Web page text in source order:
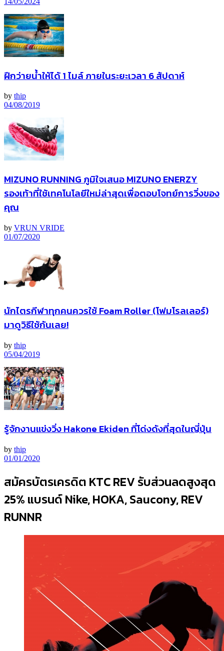
ฝึกว่ายน้ำให้ได้ 1 ไมล์ ภายในระยะเวลา 6 สัปดาห์
by thip
04/08/2019
MIZUNO RUNNING ภูมิใจเสนอ MIZUNO ENERZY
รองเท้าที่ใช้เทคโนโลยีใหม่ล่าสุดเพื่อตอบโจทย์การวิ่งของ
คุณ
by VRUN VRIDE
01/07/2020
นักไตรกีฬาทุกคนควรใช้ Foam Roller (โฟมโรลเลอร์)
มาดูวิธีใช้กันเลย!
by thip
05/04/2019
รู้จักงานแข่งวิ่ง Hakone Ekiden ที่โด่งดังที่สุดในญี่ปุ่น
by thip
01/01/2020
สมัครบัตรเครดิต KTC REV รับส่วนลดสูงสุด
25% แบรนด์ Nike, HOKA, Saucony, REV
RUNNR